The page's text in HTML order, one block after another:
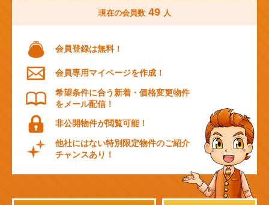
現在の会員数 49 人
会員登録は無料！
会員専用マイページを作成！
希望条件に合う新着・価格変更物件
をメール配信！
非公開物件が閲覧可能！
他社にはない特別限定物件のご紹介
チャンスあり！